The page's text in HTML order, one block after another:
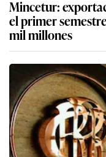
Mincetur:
el primer
mil millones